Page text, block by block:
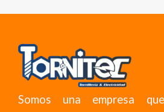
Somos una empresa